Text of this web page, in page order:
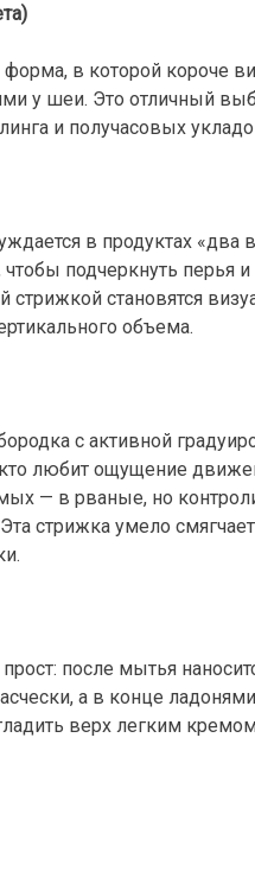
в которой короче
у шеи. Это отличный
и получасовых
в продуктах
подчеркнуть перья
стрижкой становятся
объема.
с активной
любит ощущение
— в рваные, но
стрижка умело
после мытья
а в конце
верх легким